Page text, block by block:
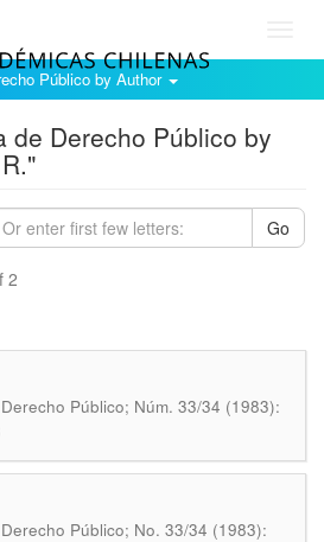
Público by Author
de Derecho Público by
Go
2
Público; Núm. 33/34 (1983):
Público; No. 33/34 (1983):